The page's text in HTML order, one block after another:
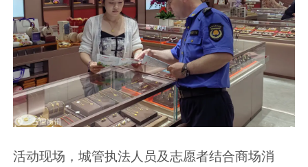
活动现场，城管执法人员及志愿者结合商场消